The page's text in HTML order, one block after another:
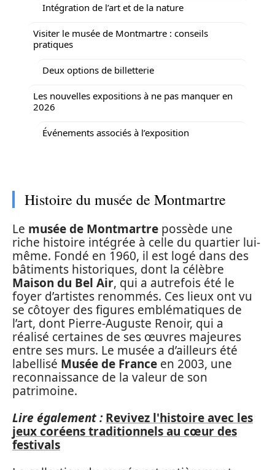
Intégration de l’art et de la nature
Visiter le musée de Montmartre : conseils
pratiques
Deux options de billetterie
Les nouvelles expositions à ne pas manquer en
2026
Événements associés à l’exposition
Histoire du musée de Montmartre
Le musée de Montmartre possède une
riche histoire intégrée à celle du quartier lui-
même. Fondé en 1960, il est logé dans des
bâtiments historiques, dont la célèbre
Maison du Bel Air, qui a autrefois été le
foyer d’artistes renommés. Ces lieux ont vu
se côtoyer des figures emblématiques de
l’art, dont Pierre-Auguste Renoir, qui a
réalisé certaines de ses œuvres majeures
entre ses murs. Le musée a d’ailleurs été
labellisé Musée de France en 2003, une
reconnaissance de la valeur de son
patrimoine.
Lire également : Revivez l'histoire avec les
jeux coréens traditionnels au cœur des
festivals